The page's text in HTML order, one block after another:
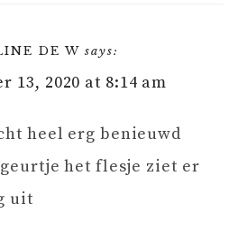
DE W says:
13, 2020 at 8:14 am
heel erg benieuwd
het flesje ziet er
uit